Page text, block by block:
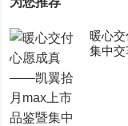
暖心
集中